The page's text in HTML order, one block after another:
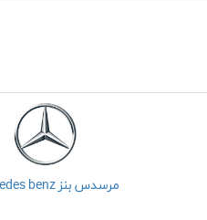
مرسدس بنز mercedes benz